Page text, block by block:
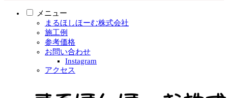
メニュー
まるほしほーむ株式会社
施工例
参考価格
お問い合わせ
Instagram
アクセス